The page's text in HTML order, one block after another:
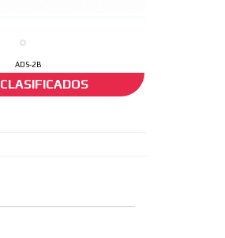
ADS-2B
CLASIFICADOS